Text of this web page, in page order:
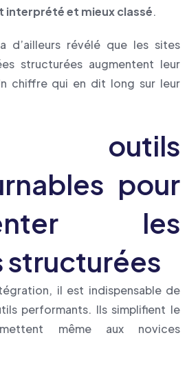
interprété et mieux classé.
d’ailleurs révélé que les sites
structurées augmentent leur
chiffre qui en dit long sur leur
outils
pour
les
structurées
il est indispensable de
performants. Ils simplifient le
même aux novices